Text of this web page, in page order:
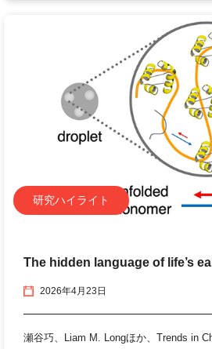
研究ハイライト
The hidden language of life’s
2026年4月23日
瀬谷巧、Liam M. Longほか、Trends in